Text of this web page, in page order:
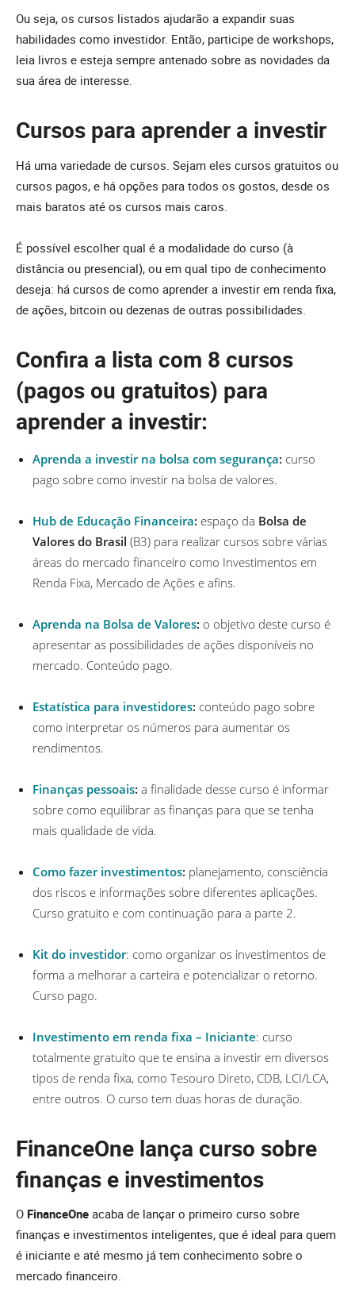
Ou seja, os cursos listados ajudarão a expandir suas
habilidades como investidor. Então, participe de workshops,
leia livros e esteja sempre antenado sobre as novidades da
sua área de interesse.
Cursos para aprender a investir
Há uma variedade de cursos. Sejam eles cursos gratuitos ou
cursos pagos, e há opções para todos os gostos, desde os
mais baratos até os cursos mais caros.
É possível escolher qual é a modalidade do curso (à
distância ou presencial), ou em qual tipo de conhecimento
deseja: há cursos de como aprender a investir em renda fixa,
de ações, bitcoin ou dezenas de outras possibilidades.
Confira a lista com 8 cursos
(pagos ou gratuitos) para
aprender a investir:
Aprenda a investir na bolsa com segurança: curso
pago sobre como investir na bolsa de valores.
Hub de Educação Financeira: espaço da Bolsa de
Valores do Brasil (B3) para realizar cursos sobre várias
áreas do mercado financeiro como Investimentos em
Renda Fixa, Mercado de Ações e afins.
Aprenda na Bolsa de Valores: o objetivo deste curso é
apresentar as possibilidades de ações disponíveis no
mercado. Conteúdo pago.
Estatística para investidores: conteúdo pago sobre
como interpretar os números para aumentar os
rendimentos.
Finanças pessoais: a finalidade desse curso é informar
sobre como equilibrar as finanças para que se tenha
mais qualidade de vida.
Como fazer investimentos: planejamento, consciência
dos riscos e informações sobre diferentes aplicações.
Curso gratuito e com continuação para a parte 2.
Kit do investidor: como organizar os investimentos de
forma a melhorar a carteira e potencializar o retorno.
Curso pago.
Investimento em renda fixa – Iniciante: curso
totalmente gratuito que te ensina a investir em diversos
tipos de renda fixa, como Tesouro Direto, CDB, LCI/LCA,
entre outros. O curso tem duas horas de duração.
FinanceOne lança curso sobre
finanças e investimentos
O FinanceOne acaba de lançar o primeiro curso sobre
finanças e investimentos inteligentes, que é ideal para quem
é iniciante e até mesmo já tem conhecimento sobre o
mercado financeiro.